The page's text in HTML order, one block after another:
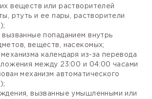
веществ или растворителей
ртуть и ее пары, растворители
попаданием внутрь
веществ, насекомых;
календаря из-за перевода
между 23:00 и 04:00 часами
механизм автоматического
вызванные умышленными или